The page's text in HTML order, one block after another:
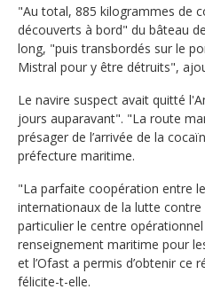
"Au total, 885 kilogrammes de
découverts à bord" du bâteau
long, "puis transbordés sur le
Mistral pour y être détruits",
Le navire suspect avait quitté
jours auparavant". "La route
présager de l’arrivée de la
préfecture maritime.
"La parfaite coopération entre
internationaux de la lutte
particulier le centre
renseignement maritime pour
et l’Ofast a permis d’obtenir ce
félicite-t-elle.